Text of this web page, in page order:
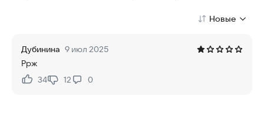
Новые
Дубинина 9 июл 2025
Ррж
Нравится:
34Не нравится:
12 0